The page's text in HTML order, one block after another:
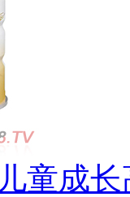
童成